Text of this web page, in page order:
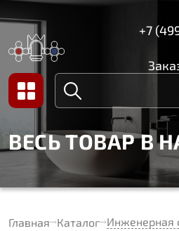
+7
ВЕСЬ ТОВАР В
Главная Каталог Инженерная